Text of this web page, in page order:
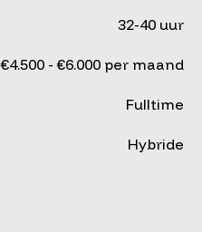
32-40 uur
€4.500 - €6.000 per maand
Fulltime
Hybride